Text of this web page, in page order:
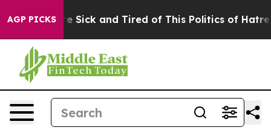
AGP PICKSAre Sick and Tired of This Politics of Hatred”